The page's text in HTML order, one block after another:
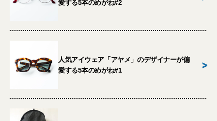
愛する5本のめがね#2
人気アイウェア「アヤメ」のデザイナーが偏
愛する5本のめがね#1
>